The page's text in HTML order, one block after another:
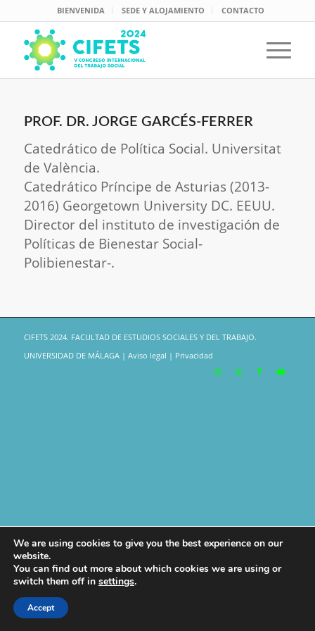
BIENVENIDA SEDE Y ALOJAMIENTO CONTACTO
PROF. DR. JORGE GARCÉS-FERRER
Catedrático de Política Social. Universitat
de València.
Catedrático Príncipe de Asturias (2013-
2016) Georgetown University DC. EEUU.
Director del instituto de investigación de
Políticas de Bienestar Social-
Polibienestar-.
CIFETS 2024. FACULTAD DE ESTUDIOS SOCIALES Y DEL TRABAJO.
UNIVERSIDAD DE MÁLAGA | Aviso legal | Privacidad
Este sitio usa cookies propias y de terceros, si continúa navegando
está aceptando nuestra Política de Cookies.
Aceptar
We are using cookies to give you the best experience on our
website.
You can find out more about which cookies we are using or
switch them off in settings.
Accept